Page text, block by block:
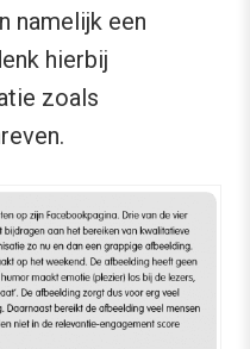
namelijk een
hierbij
zoals